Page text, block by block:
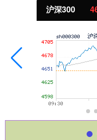
0.93%